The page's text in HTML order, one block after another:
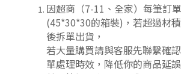
因超商（7-11、全家）每筆訂
(45*30*30的箱裝)，若超過材
後拆單出貨，
若大量購買請與客服先聯繫確
單處理時效，降低你的商品延